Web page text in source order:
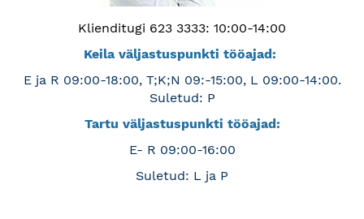
Klienditugi 623 3333: 10:00-14:00
Keila väljastuspunkti tööajad:
E ja R 09:00-18:00, T;K;N 09:-15:00, L 09:00-14:00.
Suletud: P
Tartu väljastuspunkti tööajad:
E- R 09:00-16:00
Suletud: L ja P